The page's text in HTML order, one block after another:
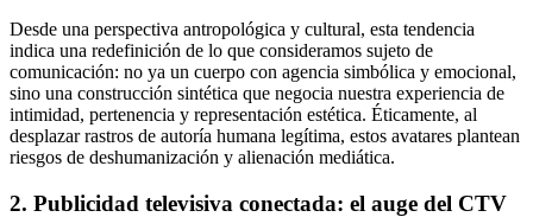
Desde una perspectiva antropológica y cultural, esta tendencia
indica una redefinición de lo que consideramos sujeto de
comunicación: no ya un cuerpo con agencia simbólica y emocional,
sino una construcción sintética que negocia nuestra experiencia de
intimidad, pertenencia y representación estética. Éticamente, al
desplazar rastros de autoría humana legítima, estos avatares plantean
riesgos de deshumanización y alienación mediática.
2. Publicidad televisiva conectada: el auge del CTV